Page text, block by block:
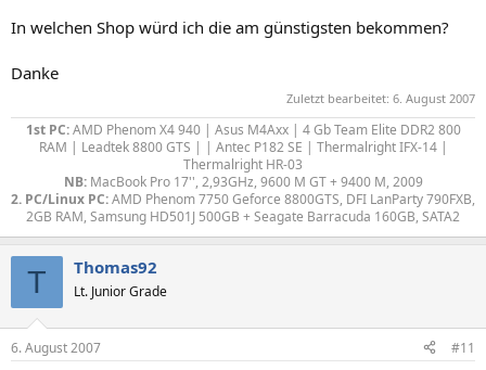
In welchen Shop würd ich die am günstigsten bekommen?
Danke
Zuletzt bearbeitet: 6. August 2007
1st PC:AMD Phenom X4 940 | Asus M4Axx | 4 Gb Team Elite DDR2 800
RAM | Leadtek 8800 GTS | | Antec P182 SE | Thermalright IFX-14 |
Thermalright HR-03
NB:MacBook Pro 17'', 2,93GHz, 9600 M GT + 9400 M, 2009
2. PC/Linux PC:AMD Phenom 7750 Geforce 8800GTS, DFI LanParty 790FXB,
2GB RAM, Samsung HD501J 500GB + Seagate Barracuda 160GB, SATA2​
T Thomas92
Lt. Junior Grade
6. August 2007 #11